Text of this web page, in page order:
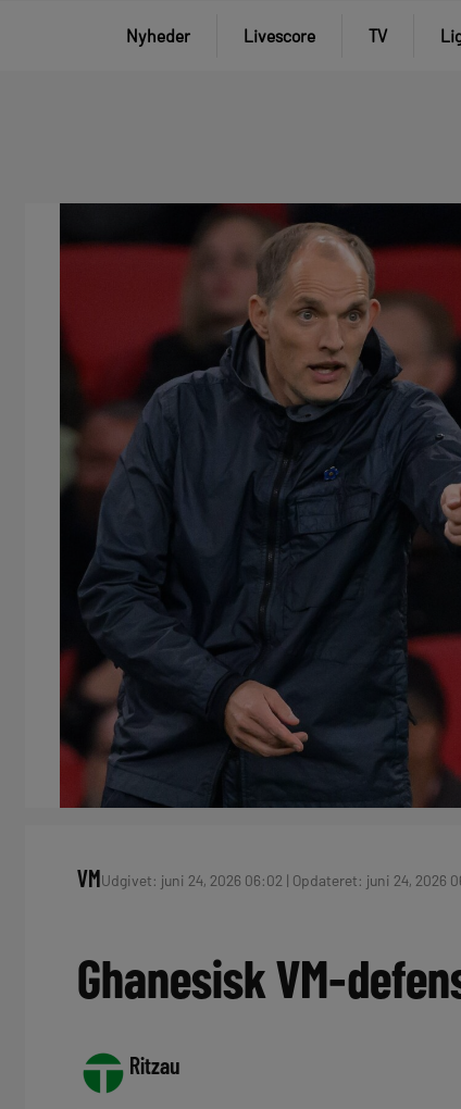
Nyheder Livescore TV
VMUdgivet: juni 24, 2026 06:02 | Opdateret: juni 24, 2026
Ghanesisk VM-
Ritzau